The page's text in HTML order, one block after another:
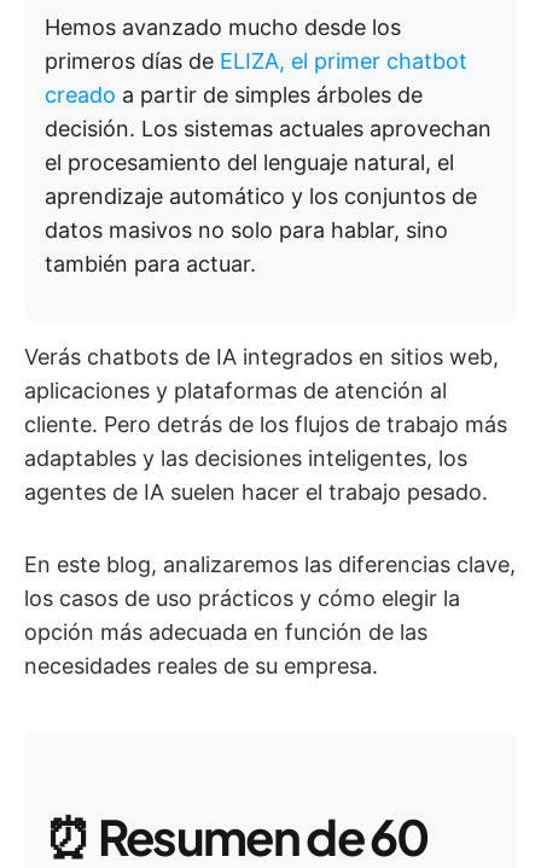
Hemos avanzado mucho desde los
primeros días de ELIZA, el primer chatbot
creado a partir de simples árboles de
decisión. Los sistemas actuales aprovechan
el procesamiento del lenguaje natural, el
aprendizaje automático y los conjuntos de
datos masivos no solo para hablar, sino
también para actuar.
Verás chatbots de IA integrados en sitios web,
aplicaciones y plataformas de atención al
cliente. Pero detrás de los flujos de trabajo más
adaptables y las decisiones inteligentes, los
agentes de IA suelen hacer el trabajo pesado.
En este blog, analizaremos las diferencias clave,
los casos de uso prácticos y cómo elegir la
opción más adecuada en función de las
necesidades reales de su empresa.
⏰ Resumen de 60